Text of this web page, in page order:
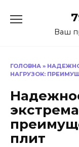
до
Ваш
ГОЛОВНА »
НАГРУЗОК:
плит